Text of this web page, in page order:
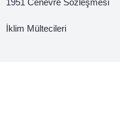
1951 Cenevre Sözleşmesi
İklim Mültecileri